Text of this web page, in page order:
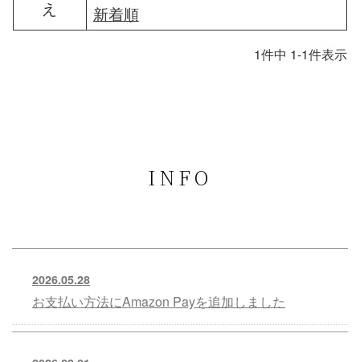
え
新着順
1件中 1-1件表示
INFO
2026.05.28
お支払い方法にAmazon Payを追加しました